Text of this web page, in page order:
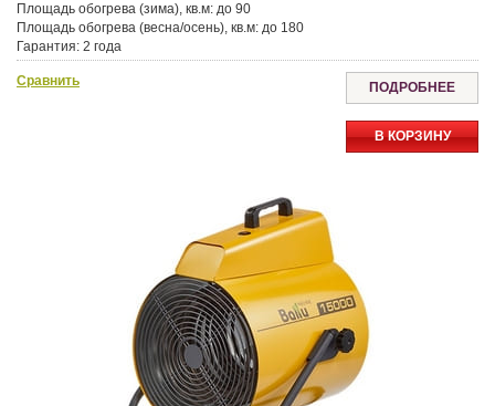
Площадь обогрева (зима), кв.м: до 90
Площадь обогрева (весна/осень), кв.м: до 180
Гарантия: 2 года
Сравнить ПОДРОБНЕЕ
В КОРЗИНУ